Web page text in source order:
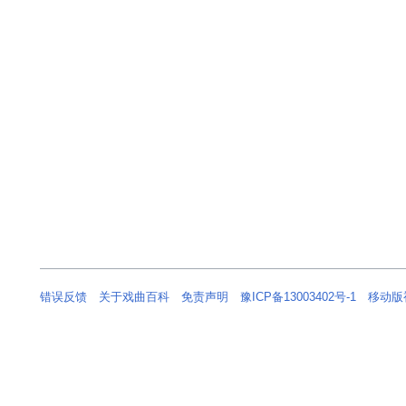
错误反馈 关于戏曲百科 免责声明 豫ICP备13003402号-1 移动版